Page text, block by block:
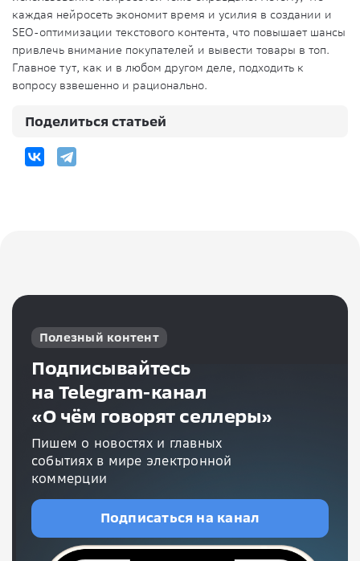
каждая нейросеть экономит время и усилия в создании и
SEO-оптимизации текстового контента, что повышает шансы
привлечь внимание покупателей и вывести товары в топ.
Главное тут, как и в любом другом деле, подходить к
вопросу взвешенно и рационально.
Поделиться статьей
Полезный контент
Подписывайтесь
на Telegram-канал
«О чём говорят селлеры»
Пишем о новостях и главных
событиях в мире электронной
коммерции
Подписаться на канал